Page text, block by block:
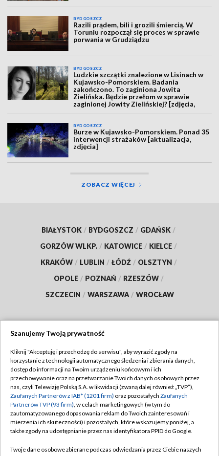
BYDGOSZCZ
Razili prądem, bili i grozili śmiercią. W
Toruniu rozpoczął się proces w sprawie
porwania w Grudziądzu
BYDGOSZCZ
Ludzkie szczątki znalezione w Lisinach w
Kujawsko-Pomorskiem. Badania
zakończono. To zaginiona Jowita
Zielińska. Będzie przełom w sprawie
zaginionej Jowity Zielińskiej? [zdjęcia,
wideo, aktualizacja]
BYDGOSZCZ
Burze w Kujawsko-Pomorskiem. Ponad 35
interwencji strażaków [aktualizacja,
zdjęcia]
ZOBACZ WIĘCEJ
BIAŁYSTOK / BYDGOSZCZ / GDAŃSK /
GORZÓW WLKP. / KATOWICE / KIELCE /
KRAKÓW / LUBLIN / ŁÓDŹ / OLSZTYN /
OPOLE / POZNAŃ / RZESZÓW /
SZCZECIN / WARSZAWA / WROCŁAW
TVP
Abonament TVP
Emisja w TVP
Centrum informacji TVP
Naziemna Telewizja Cyfrowa
Regulamin TVP
Polityka prywatności
Moje zgody
Pomoc
Szanujemy Twoją prywatność
Kliknij "Akceptuję i przechodzę do serwisu", aby wyrazić zgody na
korzystanie z technologii automatycznego śledzenia i zbierania danych,
dostęp do informacji na Twoim urządzeniu końcowym i ich
przechowywanie oraz na przetwarzanie Twoich danych osobowych przez
nas, czyli Telewizję Polską S.A. w likwidacji (zwaną dalej również „TVP”),
Zaufanych Partnerów z IAB* (1201 firm) oraz pozostałych Zaufanych
Partnerów TVP (93 firm), w celach marketingowych (w tym do
zautomatyzowanego dopasowania reklam do Twoich zainteresowań i
mierzenia ich skuteczności) i pozostałych, które wskazujemy poniżej, a
także zgody na udostępnianie przez nas identyfikatora PPID do Google.
Twoje dane osobowe zbierane podczas odwiedzania przez Ciebie naszych